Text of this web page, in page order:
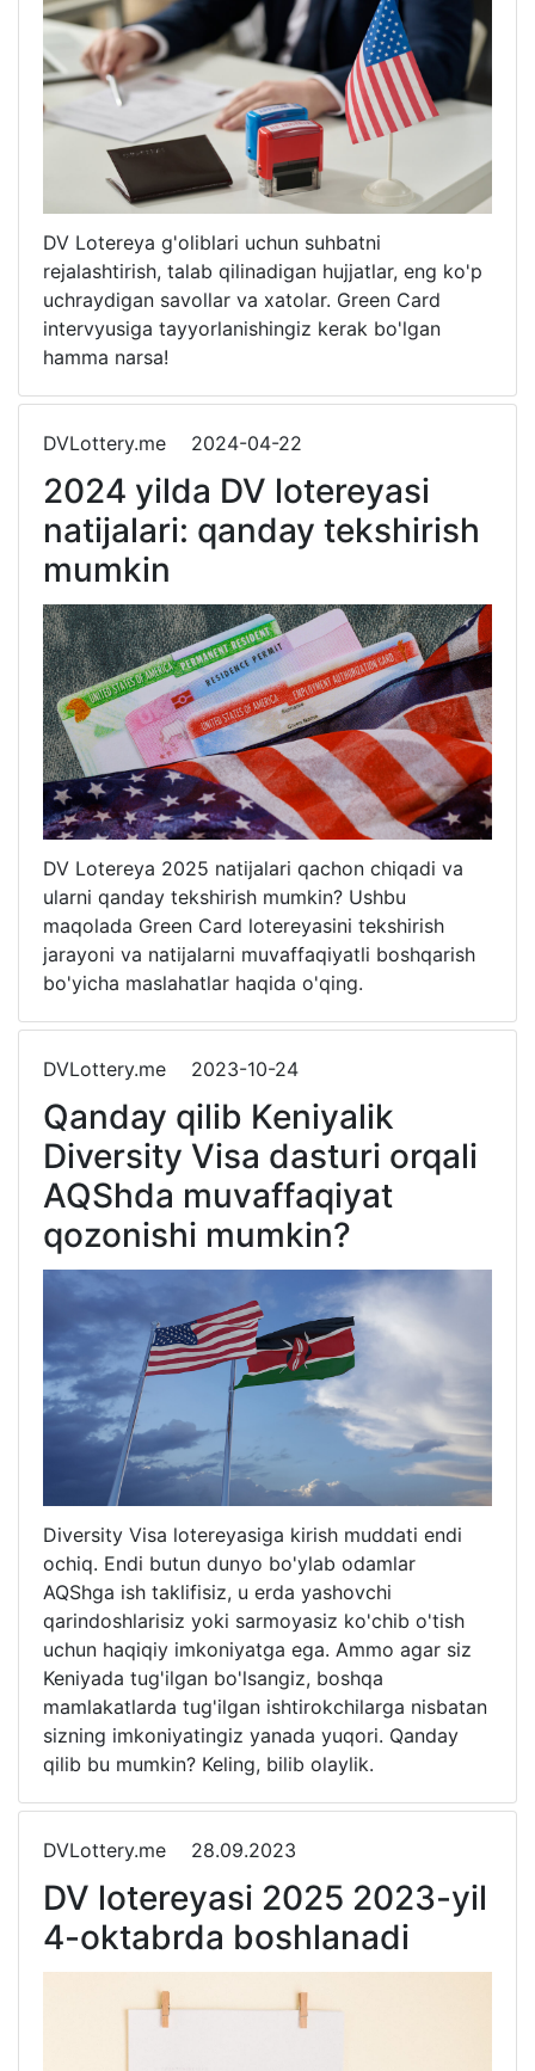
DV Lotereya g'oliblari uchun suhbatni
rejalashtirish, talab qilinadigan hujjatlar, eng ko'p
uchraydigan savollar va xatolar. Green Card
intervyusiga tayyorlanishingiz kerak bo'lgan
hamma narsa!
DVLottery.me 2024-04-22
2024 yilda DV lotereyasi
natijalari: qanday tekshirish
mumkin
DV Lotereya 2025 natijalari qachon chiqadi va
ularni qanday tekshirish mumkin? Ushbu
maqolada Green Card lotereyasini tekshirish
jarayoni va natijalarni muvaffaqiyatli boshqarish
bo'yicha maslahatlar haqida o'qing.
DVLottery.me 2023-10-24
Qanday qilib Keniyalik
Diversity Visa dasturi orqali
AQShda muvaffaqiyat
qozonishi mumkin?
Diversity Visa lotereyasiga kirish muddati endi
ochiq. Endi butun dunyo bo'ylab odamlar
AQShga ish taklifisiz, u erda yashovchi
qarindoshlarisiz yoki sarmoyasiz ko'chib o'tish
uchun haqiqiy imkoniyatga ega. Ammo agar siz
Keniyada tug'ilgan bo'lsangiz, boshqa
mamlakatlarda tug'ilgan ishtirokchilarga nisbatan
sizning imkoniyatingiz yanada yuqori. Qanday
qilib bu mumkin? Keling, bilib olaylik.
DVLottery.me 28.09.2023
DV lotereyasi 2025 2023-yil
4-oktabrda boshlanadi